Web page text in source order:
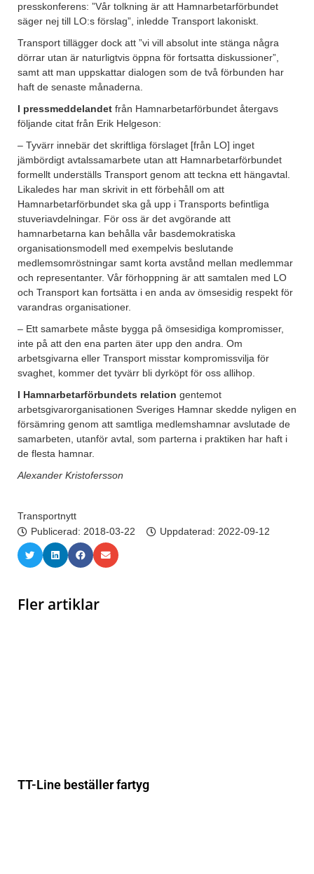
presskonferens: ”Vår tolkning är att Hamnarbetarförbundet
säger nej till LO:s förslag”, inledde Transport lakoniskt.
Transport tillägger dock att ”vi vill absolut inte stänga några
dörrar utan är naturligtvis öppna för fortsatta diskussioner”,
samt att man uppskattar dialogen som de två förbunden har
haft de senaste månaderna.
I pressmeddelandet från Hamnarbetarförbundet återgavs
följande citat från Erik Helgeson:
– Tyvärr innebär det skriftliga förslaget [från LO] inget
jämbördigt avtalssamarbete utan att Hamnarbetarförbundet
formellt underställs Transport genom att teckna ett hängavtal.
Likaledes har man skrivit in ett förbehåll om att
Hamnarbetarförbundet ska gå upp i Transports befintliga
stuveriavdelningar. För oss är det avgörande att
hamnarbetarna kan behålla vår basdemokratiska
organisationsmodell med exempelvis beslutande
medlemsomröstningar samt korta avstånd mellan medlemmar
och representanter. Vår förhoppning är att samtalen med LO
och Transport kan fortsätta i en anda av ömsesidig respekt för
varandras organisationer.
– Ett samarbete måste bygga på ömsesidiga kompromisser,
inte på att den ena parten äter upp den andra. Om
arbetsgivarna eller Transport misstar kompromissvilja för
svaghet, kommer det tyvärr bli dyrköpt för oss allihop.
I Hamnarbetarförbundets relation gentemot
arbetsgivarorganisationen Sveriges Hamnar skedde nyligen en
försämring genom att samtliga medlemshamnar avslutade de
samarbeten, utanför avtal, som parterna i praktiken har haft i
de flesta hamnar.
Alexander Kristofersson
Transportnytt
Publicerad: 2018-03-22 Uppdaterad: 2022-09-12
Fler artiklar
TT-Line beställer fartyg